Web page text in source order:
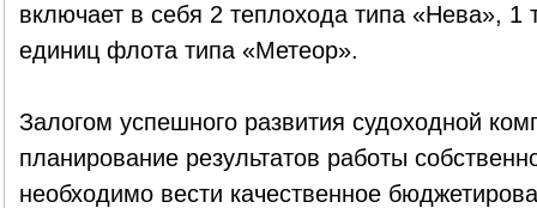
включает в себя 2 теплохода типа «Нева», 1
единиц флота типа «Метеор».
Залогом успешного развития судоходной
планирование результатов работы
необходимо вести качественное